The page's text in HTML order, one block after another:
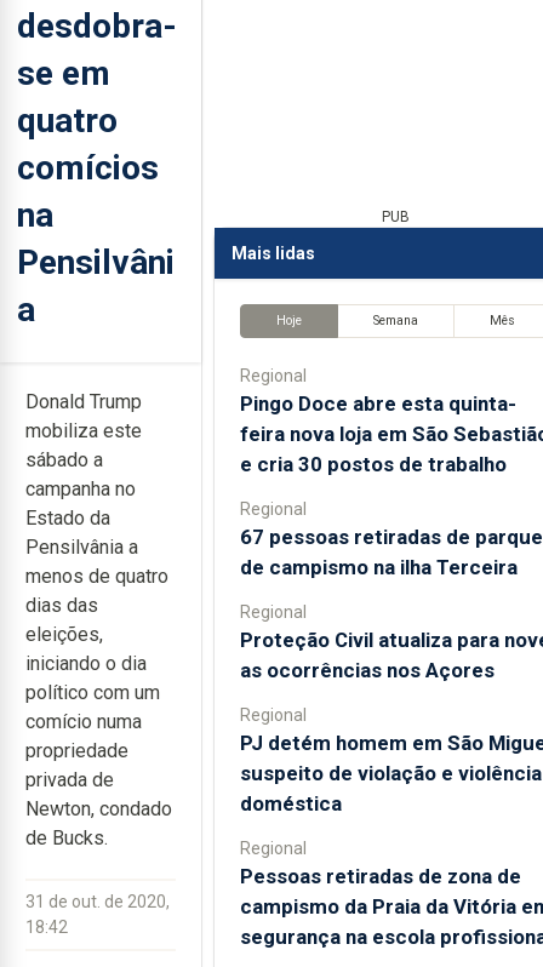
desdobra-
se em
quatro
comícios
na
Pensilvâni
a
Donald Trump
mobiliza este
sábado a
campanha no
Estado da
Pensilvânia a
menos de quatro
dias das
eleições,
iniciando o dia
político com um
comício numa
propriedade
privada de
Newton, condado
de Bucks.
31 de out. de 2020,
18:42
PUB
Mais lidas
Hoje Semana Mês
Regional
Pingo Doce abre esta quinta-
feira nova loja em São
e cria 30 postos de trabalho
Regional
67 pessoas retiradas de parque
de campismo na ilha Terceira
Regional
Proteção Civil atualiza para
as ocorrências nos Açores
Regional
PJ detém homem em São
suspeito de violação e violência
doméstica
Regional
Pessoas retiradas de zona de
campismo da Praia da Vitória
segurança na escola